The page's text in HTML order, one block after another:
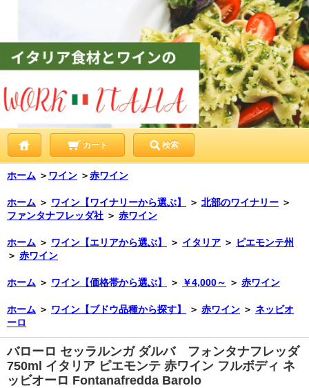
カート 検索
ホーム ＞ ワイン ＞赤ワイン
ホーム ＞ ワイン【ワイナリーから選ぶ】 ＞ 北部のワイナリー ＞
ファンタナフレッダ社 ＞ 赤ワイン
ホーム ＞ ワイン【エリアから選ぶ】 ＞ イタリア ＞ ピエモンテ州
＞ 赤ワイン
ホーム ＞ ワイン【価格帯から選ぶ】 ＞ ￥4,000～ ＞ 赤ワイン
ホーム ＞ ワイン【ブドウ品種から探す】 ＞ 赤ワイン ＞ ネッビオ
ーロ
バローロ セッラルンガ ダルバ フォンタナフレッダ
750ml イタリア ピエモンテ 赤ワイン フルボディ ネ
ッビオーロ Fontanafredda Barolo